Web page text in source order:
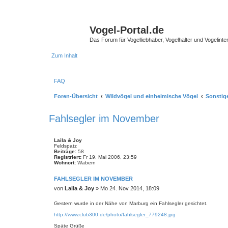
Vogel-Portal.de
Das Forum für Vogelliebhaber, Vogelhalter und
Zum Inhalt
FAQ
Foren-Übersicht Wildvögel und einheimische Vögel
Fahlsegler im November
Laila & Joy
Feldspatz
Beiträge: 58
Registriert: Fr 19. Mai 2006, 23:59
Wohnort: Wabern
FAHLSEGLER IM NOVEMBER
B
i
r
a
von Laila & Joy » Mo 24. Nov 2014, 18:09
Gestern wurde in der Nähe von Marburg ein Fahlsegler gesichtet.
http://www.club300.de/photo/fahlsegler_779248.jpg
Späte Grüße